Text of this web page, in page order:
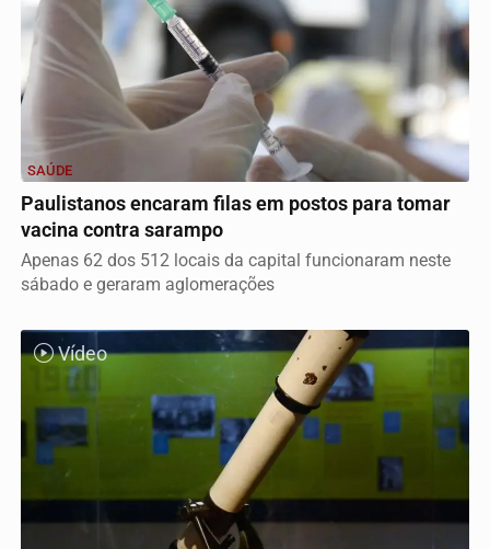
SAÚDE
Paulistanos encaram filas em postos para tomar
vacina contra sarampo
Apenas 62 dos 512 locais da capital funcionaram neste
sábado e geraram aglomerações
Vídeo